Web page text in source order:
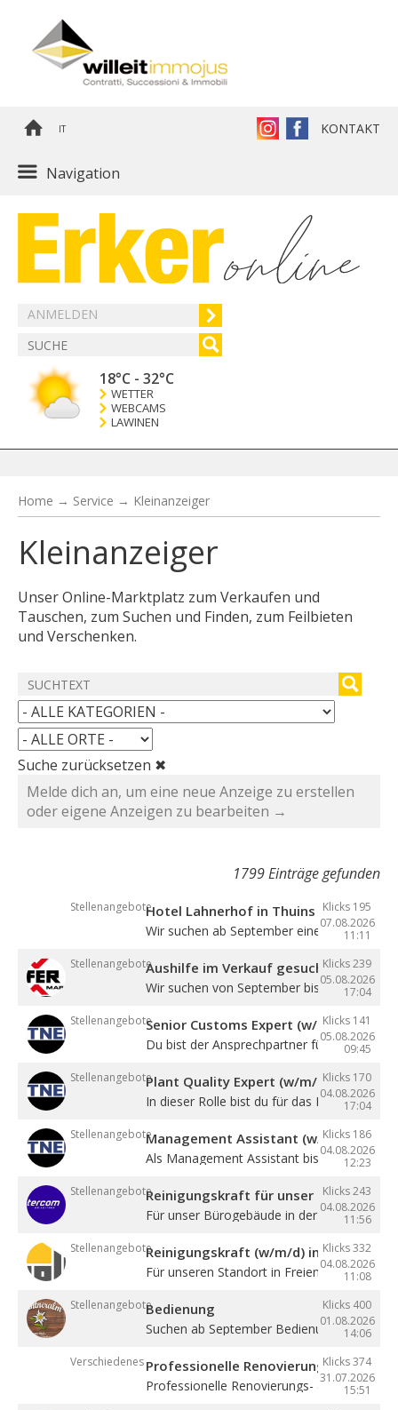
IT KONTAKT
Navigation
ANMELDEN
18°C - 32°C
WETTER
WEBCAMS
LAWINEN
Home → Service → Kleinanzeiger
Kleinanzeiger
Unser Online-Marktplatz zum Verkaufen und
Tauschen, zum Suchen und Finden, zum Feilbieten
und Verschenken.
Suche zurücksetzen ✖
Melde dich an, um eine neue Anzeige zu erstellen
oder eigene Anzeigen zu bearbeiten →
1799 Einträge gefunden
Stellenangebote
Klicks 195
07.08.2026
11:11
Hotel Lahnerhof in Thuins sucht eine
Wir suchen ab September eine ...
Stellenangebote
Klicks 239
05.08.2026
17:04
Aushilfe im Verkauf gesucht
Wir suchen von September bis Dezember
Stellenangebote
Klicks 141
05.08.2026
09:45
Senior Customs Expert (w/m/d)
Du bist der Ansprechpartner für alle
Stellenangebote
Klicks 170
04.08.2026
17:04
Plant Quality Expert (w/m/d)
In dieser Rolle bist du für das Management
Stellenangebote
Klicks 186
04.08.2026
12:23
Management Assistant (w/m/d)
Als Management Assistant bist du eine ...
Stellenangebote
Klicks 243
04.08.2026
11:56
Reinigungskraft für unser
Für unser Bürogebäude in der
Stellenangebote
Klicks 332
04.08.2026
11:08
Reinigungskraft (w/m/d) in Teilzeit
Für unseren Standort in Freienfeld suchen ...
Stellenangebote
Klicks 400
01.08.2026
14:06
Bedienung
Suchen ab September Bedienung in
Verschiedenes
Klicks 374
31.07.2026
15:51
Professionelle Renovierung
Professionelle Renovierungs- &